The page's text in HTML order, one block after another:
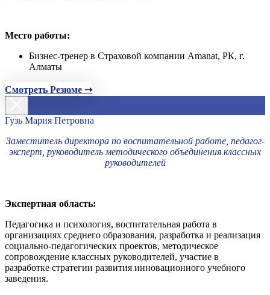
Место работы:
Бизнес-тренер в Страховой компании Amanat, РК, г.
Алматы
Смотреть Резюме ➝
Гузь Мария Петровна
Заместитель директора по воспитательной работе, педагог-
эксперт, руководитель методического объединения классных
руководителей
Экспертная область:
Педагогика и психология, воспитательная работа в
организациях среднего образования, разработка и реализация
социально-педагогических проектов, методическое
сопровождение классных руководителей, участие в
разработке стратегии развития инновационного учебного
заведения.